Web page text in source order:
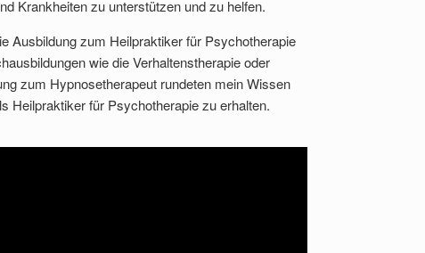
Krankheiten zu unterstützen und zu helfen.
Ausbildung zum Heilpraktiker für Psychotherapie
wie die Verhaltenstherapie oder
zum Hypnosetherapeut rundeten mein Wissen
Heilpraktiker für Psychotherapie zu erhalten.